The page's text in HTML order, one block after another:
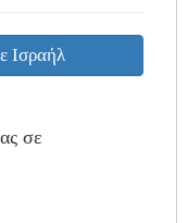
Ισραήλ
σε